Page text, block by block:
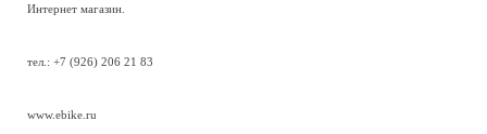
Интернет магазин.
тел.: +7 (926) 206 21 83
www.ebike.ru